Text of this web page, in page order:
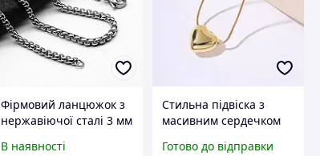
Фірмовий ланцюжок з
нержавіючої сталі 3 мм
В наявності
Стильна підвіска з
масивним сердечком
сердечком, кулон,
Готово до відправки